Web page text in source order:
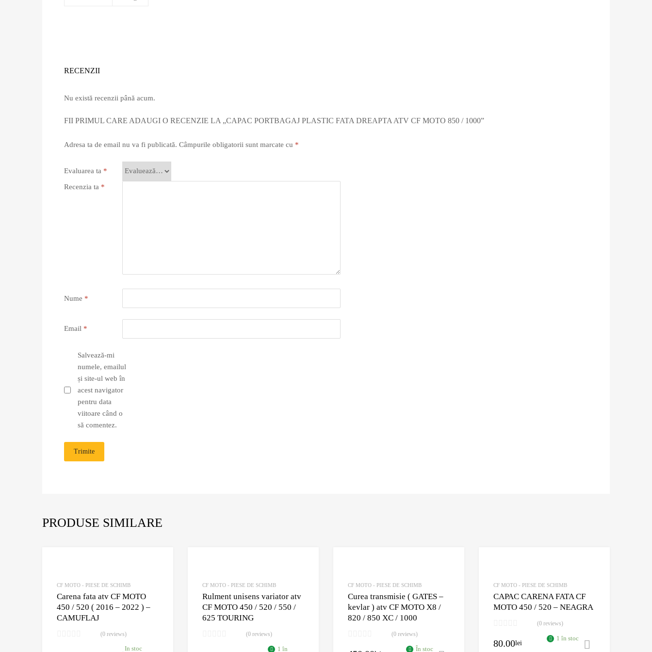
RECENZII
Nu există recenzii până acum.
FII PRIMUL CARE ADAUGI O RECENZIE LA „CAPAC PORTBAGAJ PLASTIC FATA DREAPTA ATV CF MOTO 850 / 1000”
Adresa ta de email nu va fi publicată. Câmpurile obligatorii sunt marcate cu *
Evaluarea ta *
Recenzia ta *
Nume *
Email *
Salvează-mi
numele, emailul
și site-ul web în
acest navigator
pentru data
viitoare când o
să comentez.
PRODUSE SIMILARE
CF MOTO - PIESE DE SCHIMB
Carena fata atv CF MOTO
450 / 520 ( 2016 – 2022 ) –
CAMUFLAJ
(0 reviews)
In stoc
CF MOTO - PIESE DE SCHIMB
Rulment unisens variator atv
CF MOTO 450 / 520 / 550 /
625 TOURING
(0 reviews)
1 în
CF MOTO - PIESE DE SCHIMB
Curea transmisie ( GATES –
kevlar ) atv CF MOTO X8 /
820 / 850 XC / 1000
(0 reviews)
În stoc
CF MOTO - PIESE DE SCHIMB
CAPAC CARENA FATA CF
MOTO 450 / 520 – NEAGRA
(0 reviews)
80.00lei
1 în stoc